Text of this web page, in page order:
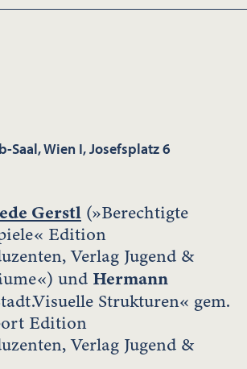
Saal, Wien I, Josefsplatz 6
Gerstl (»Berechtigte
Edition
Verlag Jugend &
und Hermann
Strukturen« gem.
Edition
Verlag Jugend &